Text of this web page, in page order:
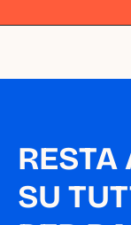
RESTA
SU